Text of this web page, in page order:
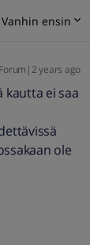
Vanhin ensin
years ago
kautta ei saa
ole